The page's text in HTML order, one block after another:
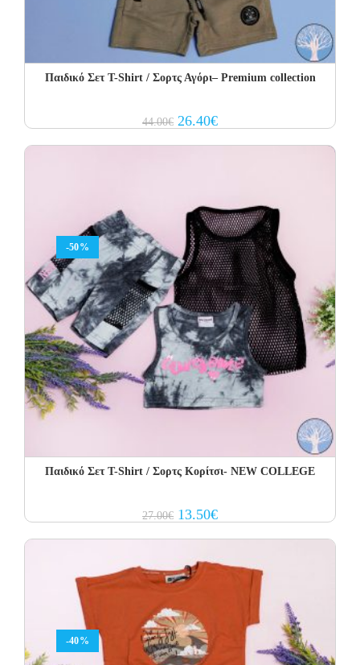
Παιδικό Σετ T-Shirt / Σορτς Αγόρι– Premium collection
44.00€ Original
price
26.40€Current
price
-50%
Παιδικό Σετ Τ-Shirt / Σορτς Κορίτσι- NEW COLLEGE
27.00€ Original
price
13.50€Current
price
-40%